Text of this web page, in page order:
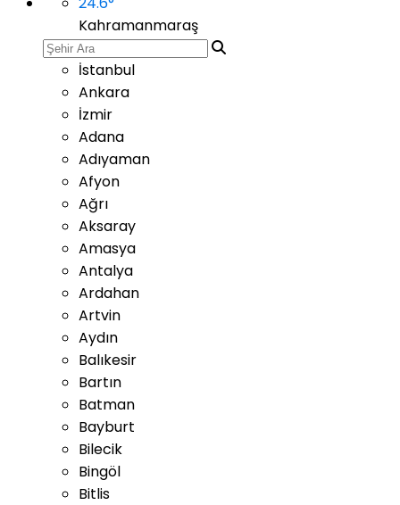
Kahramanmaraş
İstanbul
Ankara
İzmir
Adana
Adıyaman
Afyon
Ağrı
Aksaray
Amasya
Antalya
Ardahan
Artvin
Aydın
Balıkesir
Bartın
Batman
Bayburt
Bilecik
Bingöl
Bitlis